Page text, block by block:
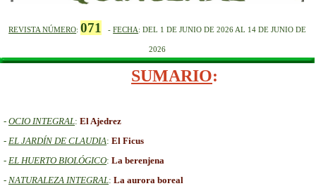
REVISTA NÚMERO:071 -FECHA: DEL 1 DEJUNIO DE2026 AL 14 DEJUNIO DE
2026
SUMARIO:
- OCIO INTEGRAL: El Ajedrez
- EL JARDÍN DE CLAUDIA: El Ficus
- EL HUERTO BIOLÓGICO: La berenjena
- NATURALEZA INTEGRAL: La aurora boreal